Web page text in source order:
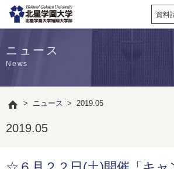
資料
ニュース
News
> ニュース > 2019.05
2019.05